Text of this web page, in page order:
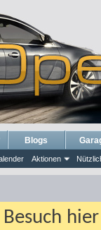
Aktionen
Blogs